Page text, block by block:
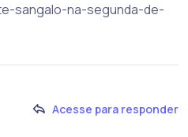
sangalo-na-segunda-de-
Acesse para responder